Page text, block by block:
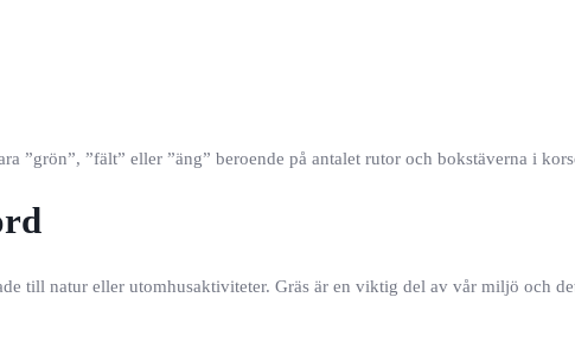
”grön”, ”fält” eller ”äng” beroende på antalet rutor och bokstäverna i
till natur eller utomhusaktiviteter. Gräs är en viktig del av vår miljö och